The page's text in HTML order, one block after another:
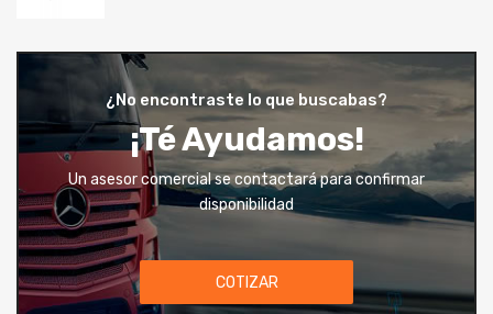
¿No encontraste lo que buscabas?
¡Té Ayudamos!
Un asesor comercial se contactará para confirmar
disponibilidad
COTIZAR